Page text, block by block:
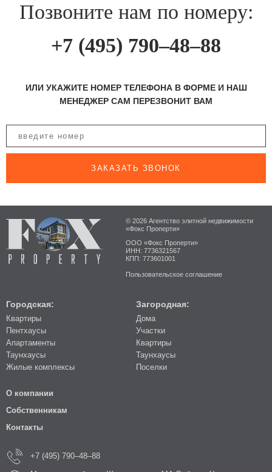
Позвоните нам по номеру:
+7 (495) 790–48–88
ИЛИ УКАЖИТЕ НОМЕР ТЕЛЕФОНА В ФОРМЕ И НАШ
МЕНЕДЖЕР САМ ПЕРЕЗВОНИТ ВАМ
ЗАКАЗАТЬ ЗВОНОК
© 2026 Агентство элитной недвижимости
«Фокс Проперти»
ООО «Фокс Проперти»
ИНН: 7736321567
КПП: 773601001
Пользовательское соглашение
Городская:
Квартиры
Пентхаусы
Апартаменты
Таунхаусы
Жилые комплексы
Загородная:
Дома
Участки
Квартиры
Таунхаусы
Поселки
О компании
Собственникам
Контакты
+7 (495) 790–48–88